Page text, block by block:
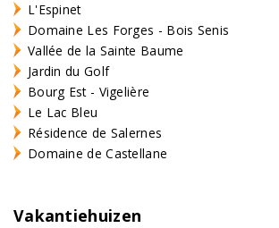
L'Espinet
Domaine Les Forges - Bois Senis
Vallée de la Sainte Baume
Jardin du Golf
Bourg Est - Vigelière
Le Lac Bleu
Résidence de Salernes
Domaine de Castellane
Vakantiehuizen